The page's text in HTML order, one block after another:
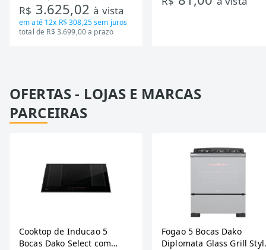
Bivolt
R$ 3.625,02à vista
em até 12x R$ 308,25sem juros
total de R$ 3.699,00 a prazo
OFERTAS - LOJAS E MARCAS
PARCEIRAS
Cooktop de Inducao 5
Bocas Dako Select com
Fogao 5 Bocas Dako
Diplomata Glass Grill